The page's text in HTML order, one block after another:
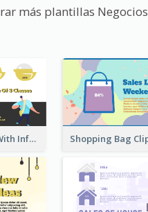
más plantillas Negocios
Bird Clipart With Information